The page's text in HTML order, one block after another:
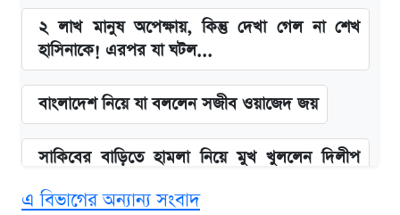
২ লাখ মানুষ অপেক্ষায়, কিন্তু দেখা গেল না শেখ
হাসিনাকে! এরপর যা ঘটল...
বাংলাদেশ নিয়ে যা বললেন সজীব ওয়াজেদ জয়
সাকিবের বাড়িতে হামলা নিয়ে মুখ খুললেন দিলীপ
এ বিভাগের অন্যান্য সংবাদ